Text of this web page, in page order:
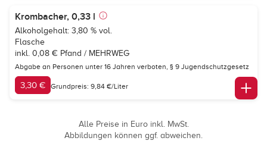
Krombacher, 0,33 l
Alkoholgehalt: 3,80 % vol.
Flasche
inkl. 0,08 € Pfand / MEHRWEG
Abgabe an Personen unter 16 Jahren verboten, § 9 Jugendschutzgesetz
3,30 € Grundpreis: 9,84 €/Liter
Alle Preise in Euro inkl. MwSt.
Abbildungen können ggf. abweichen.